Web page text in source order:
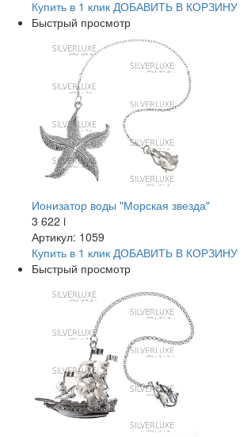
Купить в 1 клик ДОБАВИТЬ В КОРЗИНУ
Быстрый просмотр
Ионизатор воды "Морская звезда"
3 622 i
Артикул: 1059
Купить в 1 клик ДОБАВИТЬ В КОРЗИНУ
Быстрый просмотр